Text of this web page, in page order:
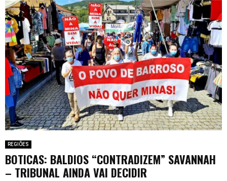
REGIÕES
BOTICAS: BALDIOS “CONTRADIZEM” SAVANNAH
– TRIBUNAL AINDA VAI DECIDIR